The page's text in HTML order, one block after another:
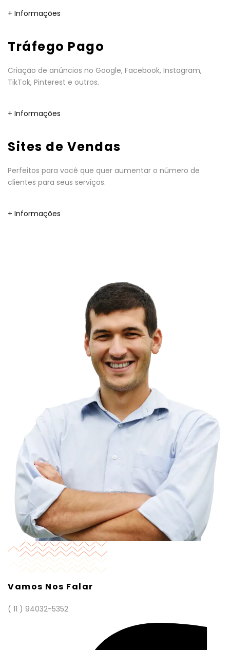
+ Informações
Tráfego Pago
Criação de anúncios no Google, Facebook, Instagram,
TikTok, Pinterest e outros.
+ Informações
Sites de Vendas
Perfeitos para você que quer aumentar o número de
clientes para seus serviços.
+ Informações
Vamos Nos Falar
( 11 ) 94032-5352